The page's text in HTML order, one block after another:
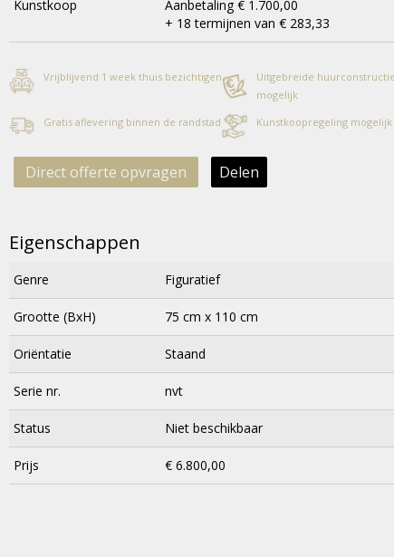
Kunstkoop
Aanbetaling € 1.700,00
+ 18 termijnen van € 283,33
Vrijblijvend 1 week thuis bezichtigen
Uitgebreide
mogelijk
Gratis aflevering binnen de randstad
Kunstkoopregeling mogelijk
Direct offerte opvragen Delen
Eigenschappen
Genre Figuratief
Grootte (BxH) 75 cm x 110 cm
Oriëntatie Staand
Serie nr. nvt
Status Niet beschikbaar
Prijs € 6.800,00